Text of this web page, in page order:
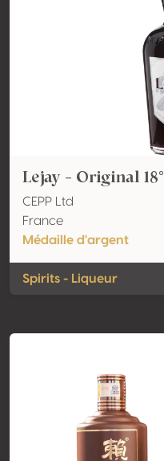
Lejay - Original 18°
CEPP Ltd
France
Médaille d'argent
Spirits - Liqueur